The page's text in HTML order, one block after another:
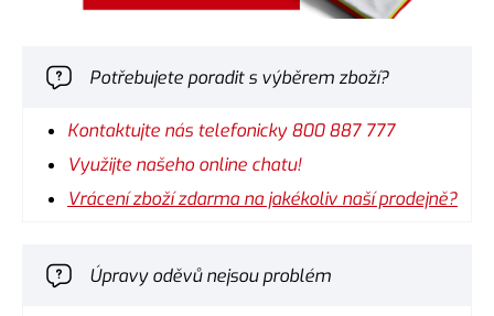
Potřebujete poradit s výběrem zboží?
Kontaktujte nás telefonicky 800 887 777
Využijte našeho online chatu!
Vrácení zboží zdarma na jakékoliv naší prodejně?
Úpravy oděvů nejsou problém